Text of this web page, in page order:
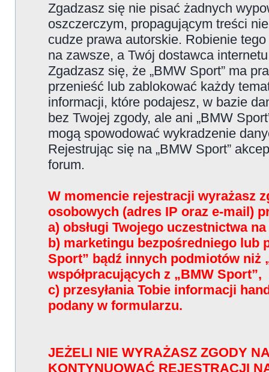
Zgadzasz się nie pisać żadnych
oszczerczym, propagującym treści
cudze prawa autorskie. Robienie
na zawsze, a Twój dostawca
Zgadzasz się, że „BMW Sport” ma
przenieść lub zablokować każdy
informacji, które podajesz, w bazie
bez Twojej zgody, ale ani „BMW
mogą spowodować wykradzenie
Rejestrując się na „BMW Sport”
forum.
W momencie rejestracji wyrażasz
osobowych (adres IP oraz e-mail)
a) obsługi Twojego uczestnictwa
b) marketingu bezpośredniego lub
Sport” bądź innych podmiotów niż
współpracujących z „BMW Sport”,
c) przesyłania Tobie informacji
podany w formularzu.
JEŻELI NIE WYRAŻASZ ZGODY
KONTYNUOWAĆ REJESTRACJI